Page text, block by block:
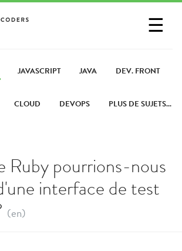
☰
PARTAGER UN LIEN
JAVASCRIPT JAVA DEV. FRONT
CLOUD DEVOPS PLUS DE SUJETS...
Ruby pourrions-nous
interface de test
(en)